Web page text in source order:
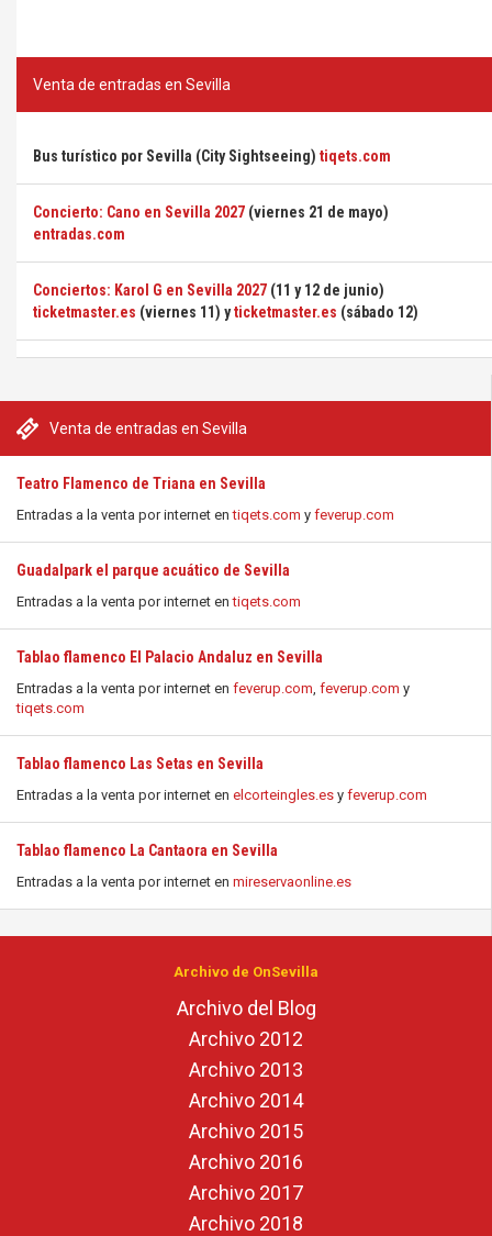
Venta de entradas en Sevilla
Teatro Flamenco de Triana en Sevilla
Entradas a la venta por internet entiqets.com y feverup.com
Guadalpark el parque acuático de Sevilla
Entradas a la venta por internet entiqets.com
Tablao flamenco El Palacio Andaluz en Sevilla
Entradas a la venta por internet en feverup.com, feverup.com y
tiqets.com
Tablao flamenco Las Setas en Sevilla
Entradas a la venta por internet en elcorteingles.es y feverup.com
Tablao flamenco La Cantaora en Sevilla
Entradas a la venta por internet en mireservaonline.es
Venta de entradas en Sevilla
Bus turístico por Sevilla (City Sightseeing) tiqets.com
Concierto: Cano en Sevilla 2027 (viernes 21 de mayo)
entradas.com
Conciertos: Karol G en Sevilla 2027 (11 y 12 de junio)
ticketmaster.es (viernes 11) yticketmaster.es (sábado 12)
Archivo de OnSevilla
Archivo del Blog
Archivo 2012
Archivo 2013
Archivo 2014
Archivo 2015
Archivo 2016
Archivo 2017
Archivo 2018